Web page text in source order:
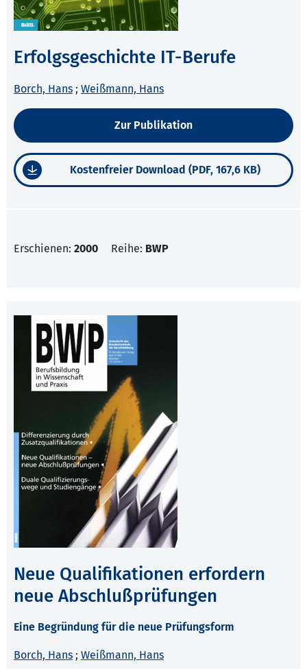
Erfolgsgeschichte IT-Berufe
Borch, Hans ; Weißmann, Hans
Zur Publikation
Kostenfreier Download (PDF, 167,6 KB)
Erschienen: 2000 Reihe: BWP
Neue Qualifikationen erfordern
neue Abschlußprüfungen
Eine Begründung für die neue Prüfungsform
Borch, Hans ; Weißmann, Hans